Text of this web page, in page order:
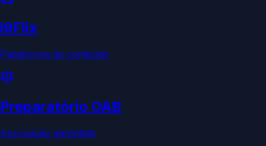
i9Flix
Plataforma de conteúdo
Preparatório OAB
Aprovação garantida